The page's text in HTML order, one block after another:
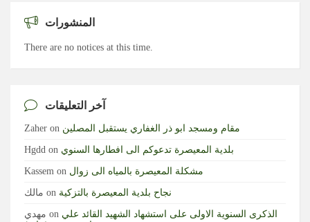
المنشورات
There are no notices at this time.
آخر التعليقات
Zaher on مقام ومسجد ابو ذر الغفاري يستقبل المصلين
Hgdd on بلدية المعيصرة تدعوكم الى افطارها السنوي
Kassem on مشكلة المعيصرة بالمياه الى زوال
مالك on نجاح بلدية المعيصرة بالتزكية
مهدي on الذكرى السنوية الاولى على استشهاد الشهيد القائد علي